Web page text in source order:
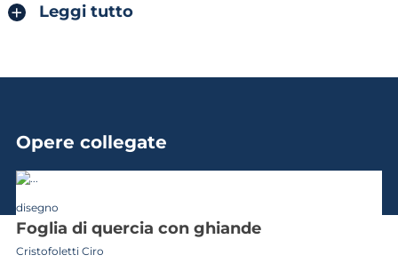
Leggi tutto
Opere collegate
disegno
foglia di quercia con ghiande
Cristofoletti Ciro